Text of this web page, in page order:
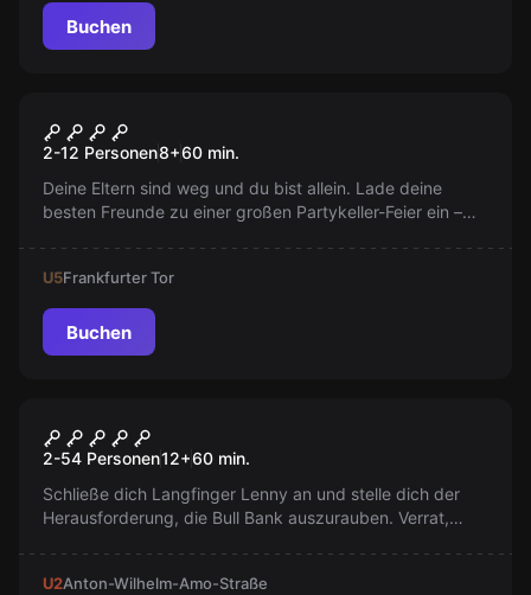
Buchen
Sturmfrei
2-12 Personen8+60 min.
Deine Eltern sind weg und du bist allein. Lade deine
besten Freunde zu einer großen Partykeller-Feier ein –
U5Frankfurter Tor
Buchen
Bank Job
2-54 Personen12+60 min.
Schließe dich Langfinger Lenny an und stelle dich der
Herausforderung, die Bull Bank auszurauben. Verrat,
U2Anton-Wilhelm-Amo-Straße